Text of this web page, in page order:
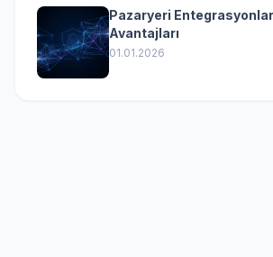
Pazaryeri
Avantajları
01.01.2026